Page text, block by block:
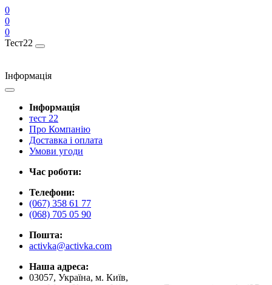
0
0
0
Тест22
Інформація
Інформація
тест 22
Про Компанію
Доставка і оплата
Умови угоди
Час роботи:
Телефони:
(067) 358 61 77
(068) 705 05 90
Пошта:
activka@activka.com
Наша адреса:
03057, Україна, м. Київ,